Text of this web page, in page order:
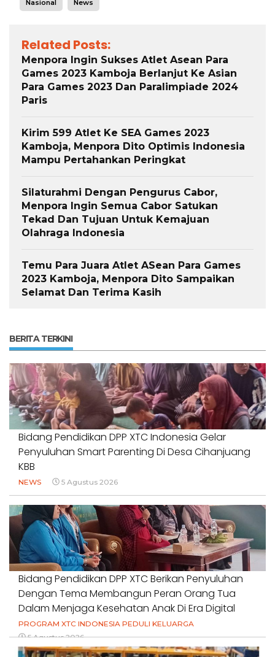
Nasional News
Related Posts:
Menpora Ingin Sukses Atlet Asean Para
Games 2023 Kamboja Berlanjut Ke Asian
Para Games 2023 Dan Paralimpiade 2024
Paris
Kirim 599 Atlet Ke SEA Games 2023
Kamboja, Menpora Dito Optimis Indonesia
Mampu Pertahankan Peringkat
Silaturahmi Dengan Pengurus Cabor,
Menpora Ingin Semua Cabor Satukan
Tekad Dan Tujuan Untuk Kemajuan
Olahraga Indonesia
Temu Para Juara Atlet ASean Para Games
2023 Kamboja, Menpora Dito Sampaikan
Selamat Dan Terima Kasih
BERITA TERKINI
Bidang Pendidikan DPP XTC Indonesia Gelar
Penyuluhan Smart Parenting Di Desa Cihanjuang
KBB
NEWS 5 Agustus 2026
Bidang Pendidikan DPP XTC Berikan Penyuluhan
Dengan Tema Membangun Peran Orang Tua
Dalam Menjaga Kesehatan Anak Di Era Digital
PROGRAM XTC INDONESIA PEDULI KELUARGA
5 Agustus 2026